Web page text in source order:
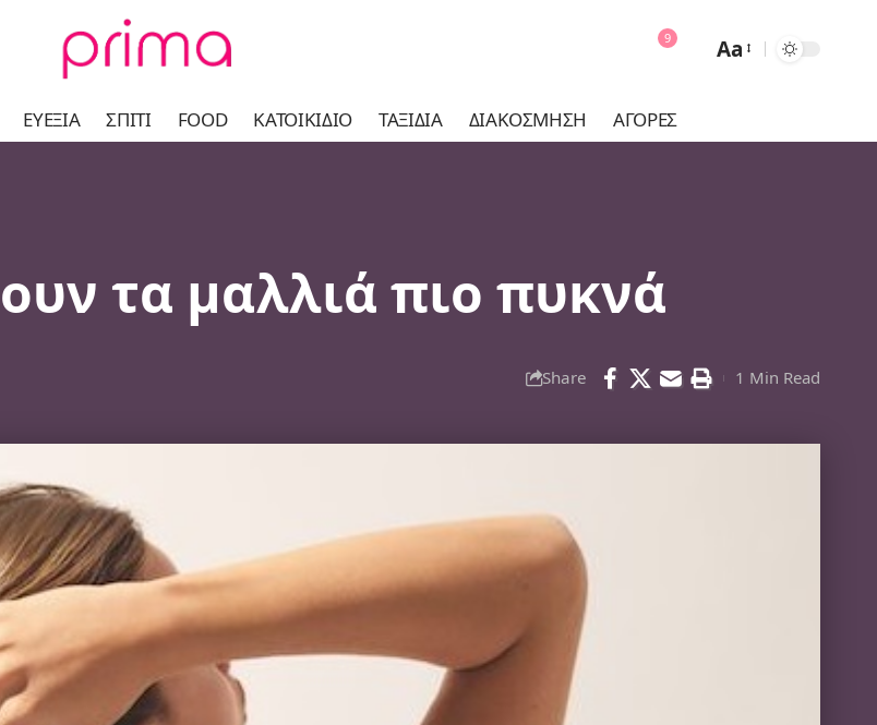
9
Font
Aa
ΕΥΕΞΊΑ ΣΠΊΤΙ FOOD ΚΑΤΟΙΚΊΔΙΟ ΤΑΞΊΔΙΑ ΔΙΑΚΌΣΜΗΣΗ ΑΓΟΡΈΣ
τα μαλλιά πιο πυκνά
Share 1 Min Read